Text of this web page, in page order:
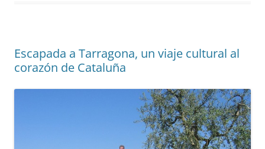
Escapada a Tarragona, un viaje cultural al
corazón de Cataluña